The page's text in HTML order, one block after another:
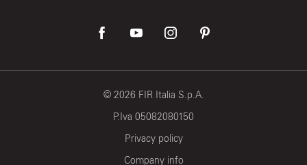
© 2026 FIR Italia S.p.A.
P.Iva 05082080150
Privacy policy
Company info